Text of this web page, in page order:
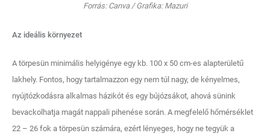
Forrás: Canva / Grafika: Mazuri
Az ideális környezet
A törpesün minimális helyigénye egy kb. 100 x 50 cm-es alapterületű
lakhely. Fontos, hogy tartalmazzon egy nem túl nagy, de kényelmes,
nyújtózkodásra alkalmas házikót és egy bújózsákot, ahová sünink
bevackolhatja magát nappali pihenése során. A megfelelő hőmérséklet
22 – 26 fok a törpesün számára, ezért lényeges, hogy ne tegyük a